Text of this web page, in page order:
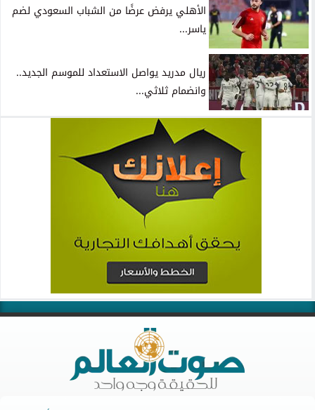
الأهلي يرفض عرضًا من الشباب السعودي لضم
ياسر...
ريال مدريد يواصل الاستعداد للموسم الجديد..
وانضمام ثلاثي...